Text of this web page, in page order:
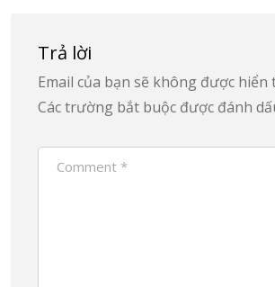
Trả lời
Email của bạn sẽ không được hiển
Các trường bắt buộc được đánh